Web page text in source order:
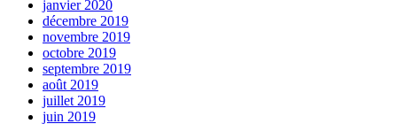
janvier 2020
décembre 2019
novembre 2019
octobre 2019
septembre 2019
août 2019
juillet 2019
juin 2019